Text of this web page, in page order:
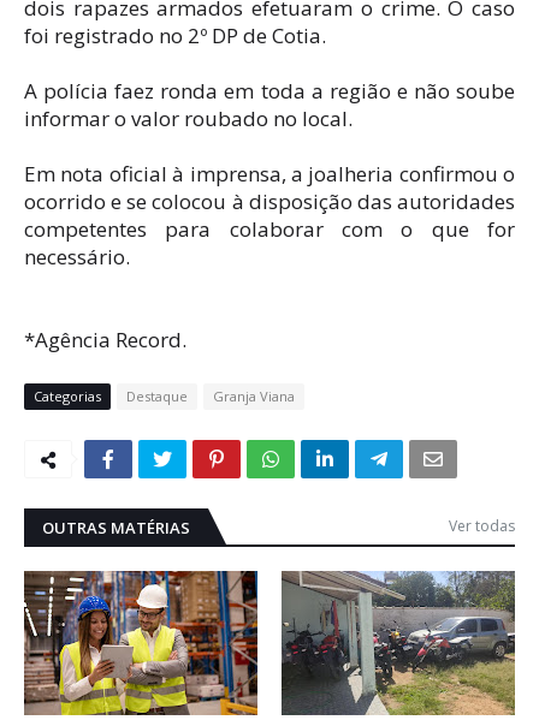
dois rapazes armados efetuaram o crime. O caso
foi registrado no 2º DP de Cotia.
A polícia faez ronda em toda a região e não soube
informar o valor roubado no local.
Em nota oficial à imprensa, a joalheria confirmou o
ocorrido e se colocou à disposição das autoridades
competentes para colaborar com o que for
necessário.
*Agência Record.
Categorias Destaque Granja Viana
OUTRAS MATÉRIAS Ver todas